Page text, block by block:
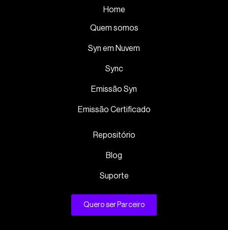
Home
Quem somos
Syn em Nuvem
Sync
Emissão Syn
Emissão Certificado
Repositório
Blog
Suporte
Quero ser Parceiro